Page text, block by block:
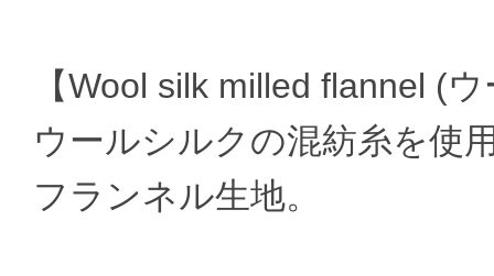
【Wool silk milled flannel (
ウールシルクの混紡糸を使
フランネル生地。